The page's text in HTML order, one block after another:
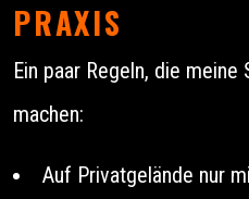
PRAXIS
Ein paar Regeln, die
machen:
Auf Privatgelände nur